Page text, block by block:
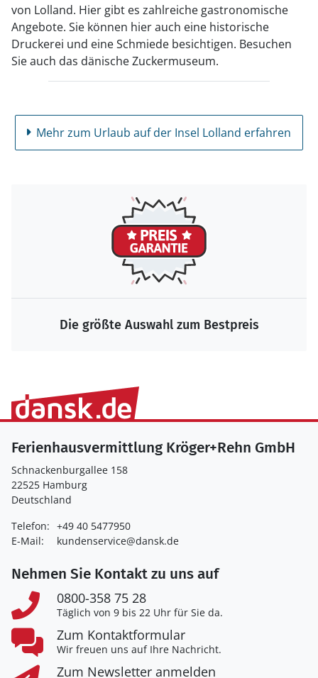
von Lolland. Hier gibt es zahlreiche gastronomische
Angebote. Sie können hier auch eine historische
Druckerei und eine Schmiede besichtigen. Besuchen
Sie auch das dänische Zuckermuseum.
Mehr zum Urlaub auf der Insel Lolland erfahren
Die größte Auswahl zum Bestpreis
Ferienhausvermittlung Kröger+Rehn GmbH
Schnackenburgallee 158
22525 Hamburg
Deutschland
Telefon: +49 40 5477950
E-Mail:
kundenservice@dansk.de
Nehmen Sie Kontakt zu uns auf
0800-358 75 28
Täglich von 9 bis 22 Uhr für Sie da.
Zum Kontaktformular
Wir freuen uns auf Ihre Nachricht.
Zum Newsletter anmelden